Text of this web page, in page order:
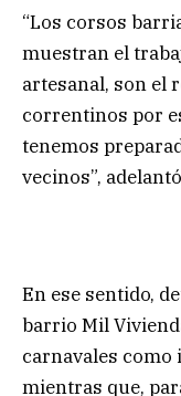
“Los corsos
muestran el
artesanal, son el
correntinos por
tenemos
vecinos”,
En ese sentido,
barrio Mil
carnavales como
mientras que,